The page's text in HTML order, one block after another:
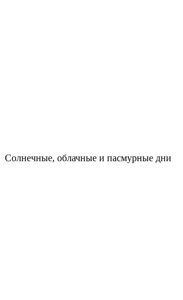
Cолнечные, облачные и пасмурные дни